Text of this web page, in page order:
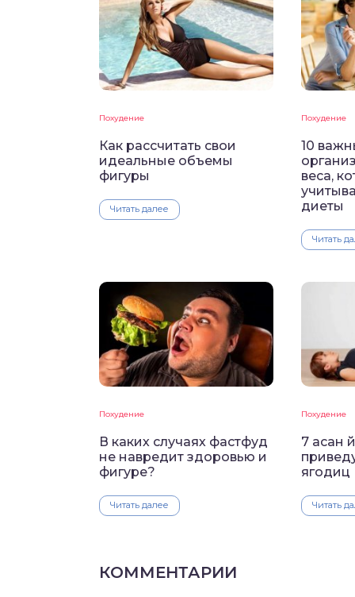
Похудение
Как рассчитать свои
идеальные объемы
фигуры
Читать далее
Похудение
10
веса,
диеты
Читать
Похудение
В каких случаях фастфуд
не навредит здоровью и
фигуре?
Читать далее
Похудение
7 асан
ягодиц
Читать
КОММЕНТАРИИ